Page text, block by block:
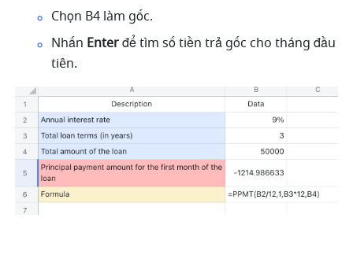
Chọn B4 làm gốc.
Nhấn Enter để tìm số tiền trả gốc cho tháng đầu
tiên.